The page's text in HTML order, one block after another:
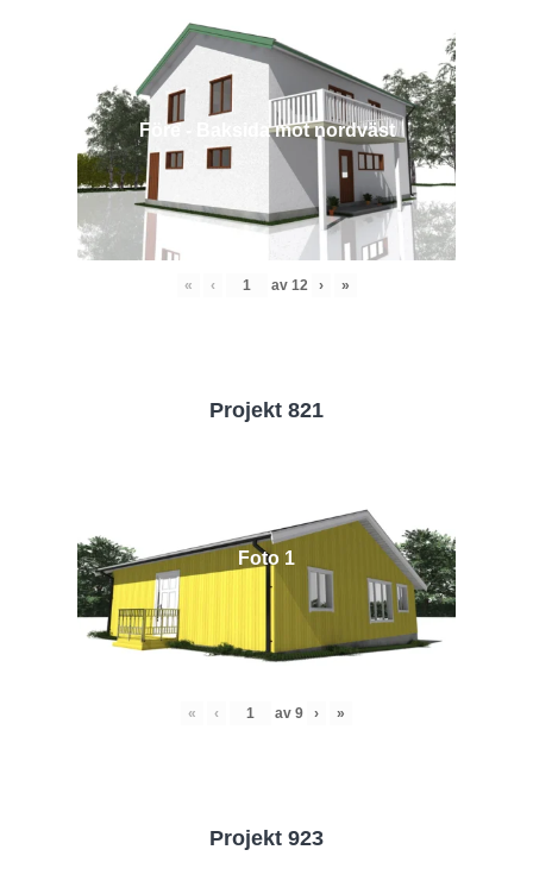
Före - Baksida mot nordväst
« ‹ av 12 › »
Projekt 821
Foto 1
« ‹ av 9 › »
Projekt 923